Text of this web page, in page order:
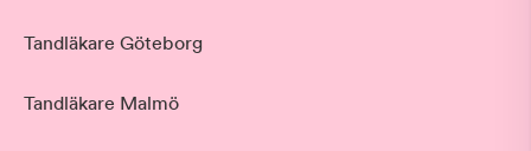
Tandläkare Göteborg
Tandläkare Malmö